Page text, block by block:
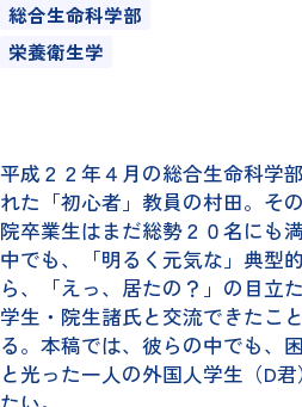
総合生命科学部
栄養衛生学
平成２２年４月の総合生命科学
れた「初心者」教員の村田。そ
院卒業生はまだ総勢２０名にも
中でも、「明るく元気な」典型
ら、「えっ、居たの？」の目立
学生・院生諸氏と交流できたこ
る。本稿では、彼らの中でも、
と光った一人の外国人学生（D